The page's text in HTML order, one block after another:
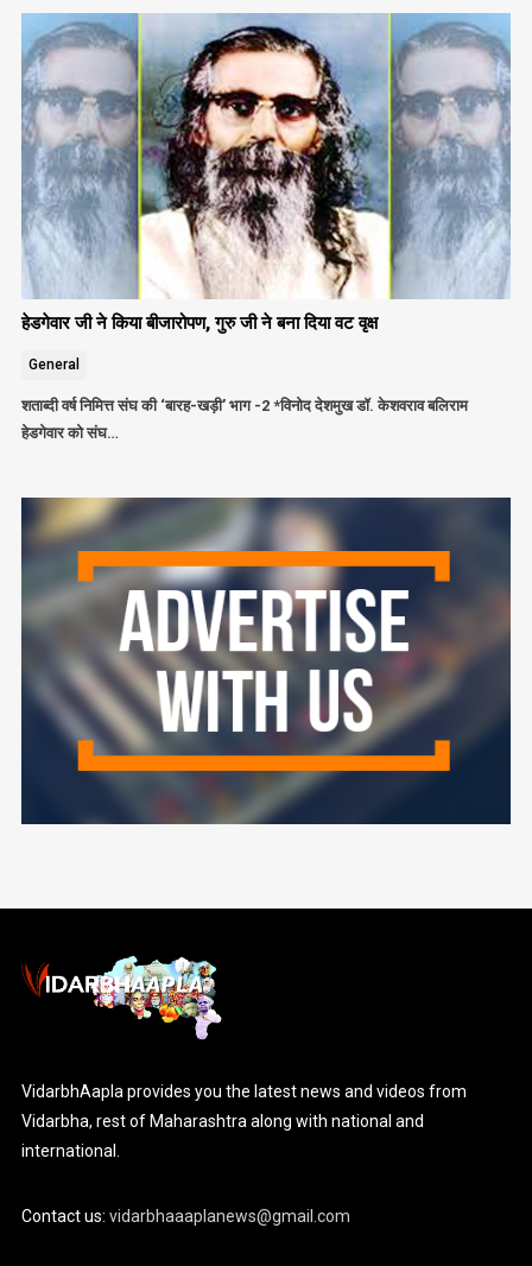
हेडगेवार जी ने किया बीजारोपण, गुरु जी ने बना दिया वट वृक्ष
General
शताब्दी वर्ष निमित्त संघ की ‘बारह-खड़ी’ भाग -2 *विनोद देशमुख डॉ. केशवराव बलिराम
हेडगेवार को संघ…
VidarbhAapla provides you the latest news and videos from
Vidarbha, rest of Maharashtra along with national and
international.
Contact us:vidarbhaaaplanews@gmail.com